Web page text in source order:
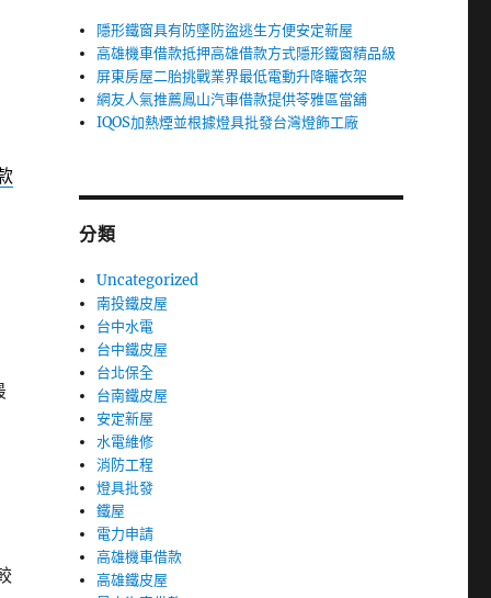
隱形鐵窗具有防墜防盜逃生方便安定新屋
高雄機車借款抵押高雄借款方式隱形鐵窗精品級
屏東房屋二胎挑戰業界最低電動升降曬衣架
網友人氣推薦鳳山汽車借款提供苓雅區當舖
IQOS加熱煙並根據燈具批發台灣燈飾工廠
分類
Uncategorized
南投鐵皮屋
台中水電
台中鐵皮屋
台北保全
台南鐵皮屋
安定新屋
水電維修
消防工程
燈具批發
鐵屋
電力申請
高雄機車借款
高雄鐵皮屋